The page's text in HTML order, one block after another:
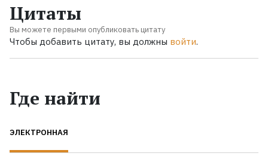
Цитаты
Вы можете первыми опубликовать цитату
Чтобы добавить цитату, вы должны войти.
Где найти
ЭЛЕКТРОННАЯ